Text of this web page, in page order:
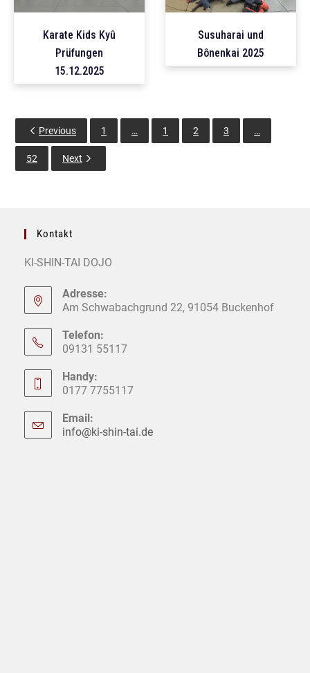
Karate Kids Kyû
Prüfungen
15.12.2025
Susuharai und
Bônenkai 2025
Previous 1 … 1 2 3 …
52 Next
Kontakt
KI-SHIN-TAI DOJO
Adresse:
Am Schwabachgrund 22, 91054 Buckenhof
Telefon:
09131 55117
Handy:
0177 7755117
Email:
info@ki-shin-tai.deOpens